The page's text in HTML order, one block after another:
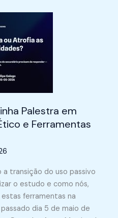
Palestra em
e Ferramentas
transição do uso passivo
o estudo e como nós,
ferramentas na
dia 5 de maio de